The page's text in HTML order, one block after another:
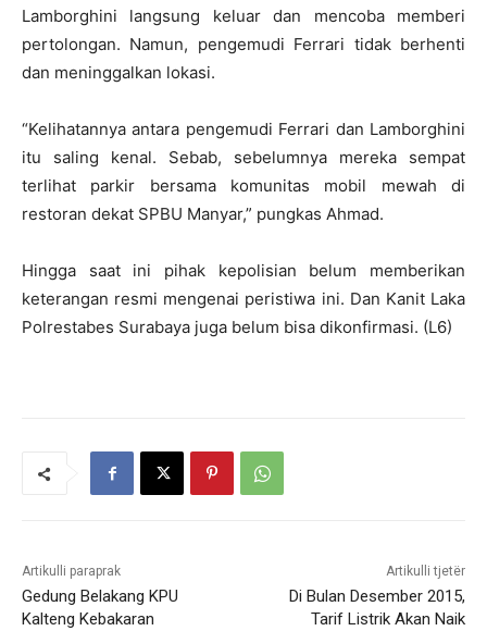
Lamborghini langsung keluar dan mencoba memberi
pertolongan. Namun, pengemudi Ferrari tidak berhenti
dan meninggalkan lokasi.
“Kelihatannya antara pengemudi Ferrari dan Lamborghini
itu saling kenal. Sebab, sebelumnya mereka sempat
terlihat parkir bersama komunitas mobil mewah di
restoran dekat SPBU Manyar,” pungkas Ahmad.
Hingga saat ini pihak kepolisian belum memberikan
keterangan resmi mengenai peristiwa ini. Dan Kanit Laka
Polrestabes Surabaya juga belum bisa dikonfirmasi. (L6)
Artikulli paraprak
Gedung Belakang KPU
Kalteng Kebakaran
Artikulli tjetër
Di Bulan Desember 2015,
Tarif Listrik Akan Naik